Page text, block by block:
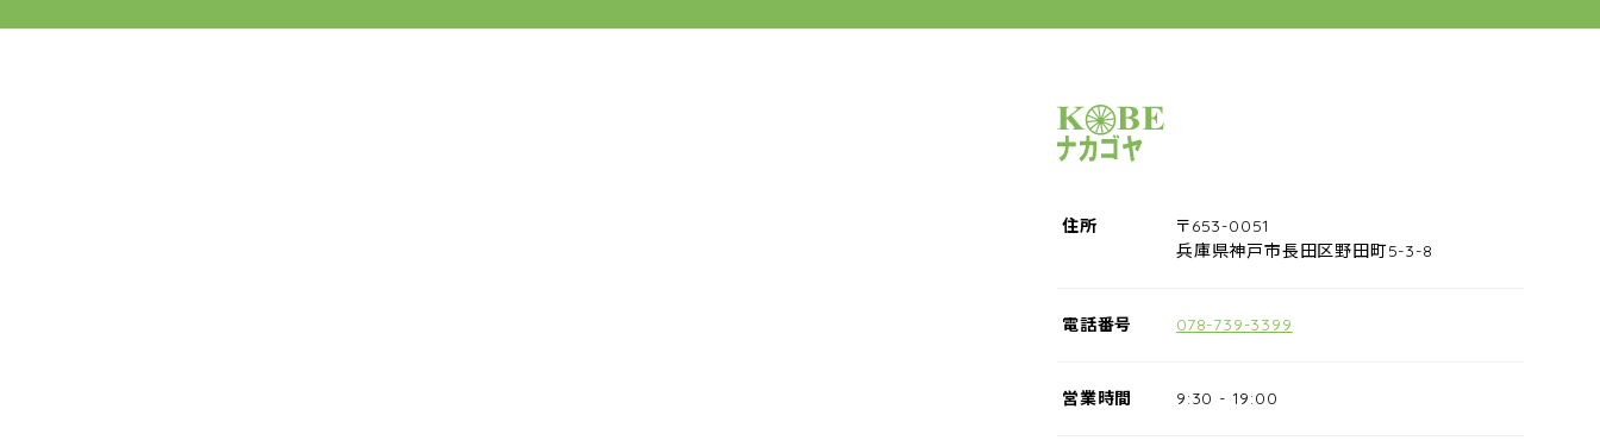
サイクルショップナカゴヤ
住所
〒653-0051
兵庫県神戸市長田区野田町5-3-8
電話番号 078-739-3399
営業時間 9:30 - 19:00